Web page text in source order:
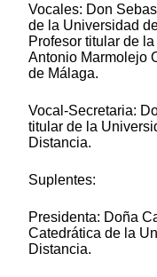
Vocales: Don
de la Universidad
Profesor titular de
Antonio Marmolejo
de Málaga.
Vocal-Secretaria:
titular de la
Distancia.
Suplentes:
Presidenta: Doña
Catedrática de la
Distancia.